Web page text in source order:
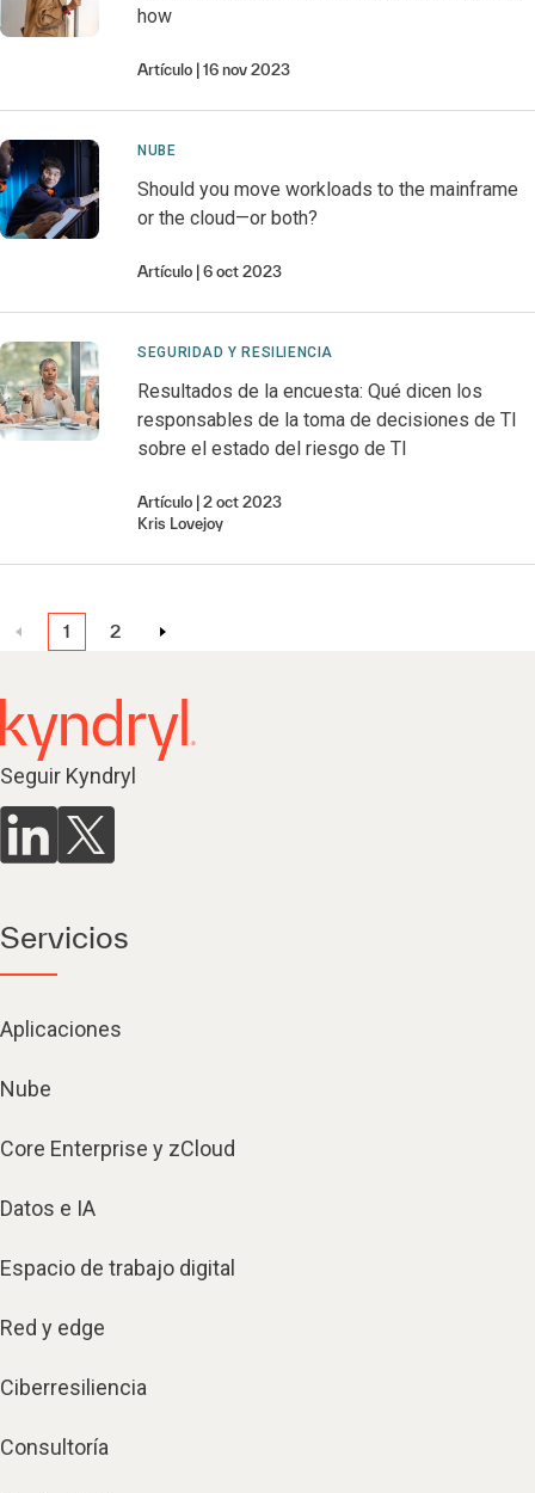
how
Artículo 16 nov 2023
NUBE
Should you move workloads to the mainframe
or the cloud—or both?
Artículo 6 oct 2023
SEGURIDAD Y RESILIENCIA
Resultados de la encuesta: Qué dicen los
responsables de la toma de decisiones de TI
sobre el estado del riesgo de TI
Artículo
2 oct 2023
Kris Lovejoy
1 2
Seguir Kyndryl
Servicios
Aplicaciones
Nube
Core Enterprise y zCloud
Datos e IA
Espacio de trabajo digital
Red y edge
Ciberresiliencia
Consultoría